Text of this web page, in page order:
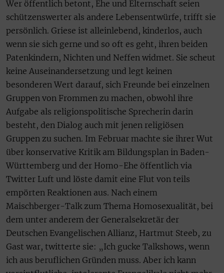
Wer öffentlich betont, Ehe und Elternschaft seien
schützenswerter als andere Lebensentwürfe, trifft sie
persönlich. Griese ist alleinlebend, kinderlos, auch
wenn sie sich gerne und so oft es geht, ihren beiden
Patenkindern, Nichten und Neffen widmet. Sie scheut
keine Auseinandersetzung und legt keinen
besonderen Wert darauf, sich Freunde bei einzelnen
Gruppen von Frommen zu machen, obwohl ihre
Aufgabe als religionspolitische Sprecherin darin
besteht, den Dialog auch mit jenen religiösen
Gruppen zu suchen. Im Februar machte sie ihrer Wut
über konservative Kritik am Bildungsplan in Baden-
Württemberg und der Homo-Ehe öffentlich via
Twitter Luft und löste damit eine Flut von teils
empörten Reaktionen aus. Nach einem
Maischberger-Talk zum Thema Homosexualität, bei
dem unter anderem der Generalsekretär der
Deutschen Evangelischen Allianz, Hartmut Steeb, zu
Gast war, twitterte sie: „Ich gucke Talkshows, wenn
ich aus beruflichen Gründen muss. Aber ich kann